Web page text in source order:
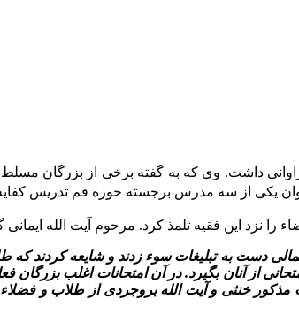
داشت. وى که به گفته برخى از بزرگان
یکى از سه مدرس برجسته حوزه قم تدریس
را نزد این فقیه تلمذ کرد. مرحوم آیت الله
دست به تبلیغات سوء زدند و شایعه کردند که
از آنان بگیرد. در آن امتحانات اغلب بزرگان
خنثى و آیت الله بروجردى از طلاب و